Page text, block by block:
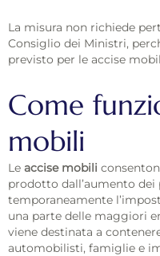
La misura non richiede
Consiglio dei Ministri,
previsto per le accise
Come
mobili
Le accise mobili
prodotto dall’aumento
temporaneamente
una parte delle maggiori
viene destinata a
automobilisti, famiglie e